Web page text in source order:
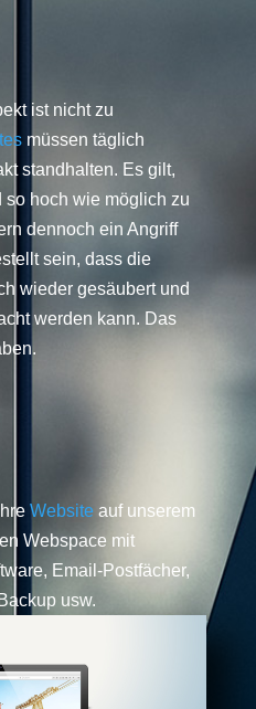
ist nicht zu
müssen täglich
standhalten. Es gilt,
hoch wie möglich zu
dennoch ein Angriff
sein, dass die
wieder gesäubert und
werden kann. Das
Website auf unserem
Webspace mit
Email-Postfächer,
usw.